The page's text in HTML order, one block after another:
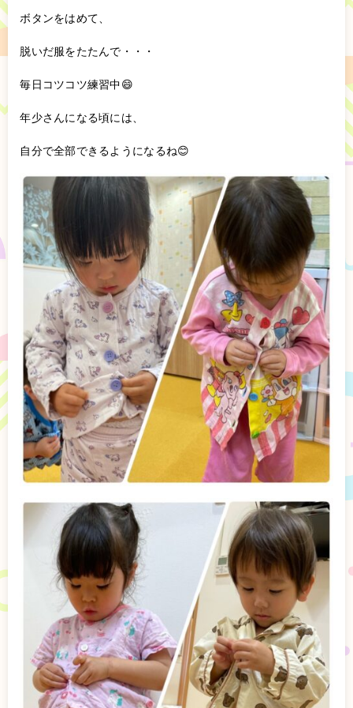
ボタンをはめて、
脱いだ服をたたんで・・・
毎日コツコツ練習中😄
年少さんになる頃には、
自分で全部できるようになるね😊